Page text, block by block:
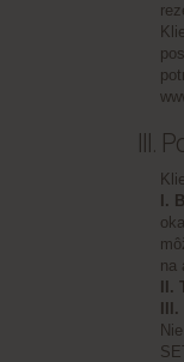
III.
I.
na
II.